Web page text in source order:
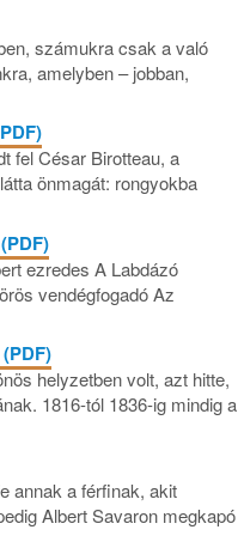
számukra csak a való
amelyben – jobban,
fel César Birotteau, a
önmagát: rongyokba
ezredes A Labdázó
vendégfogadó Az
helyzetben volt, azt hitte,
1816-tól 1836-ig mindig a
annak a férfinak, akit
Albert Savaron megkapó